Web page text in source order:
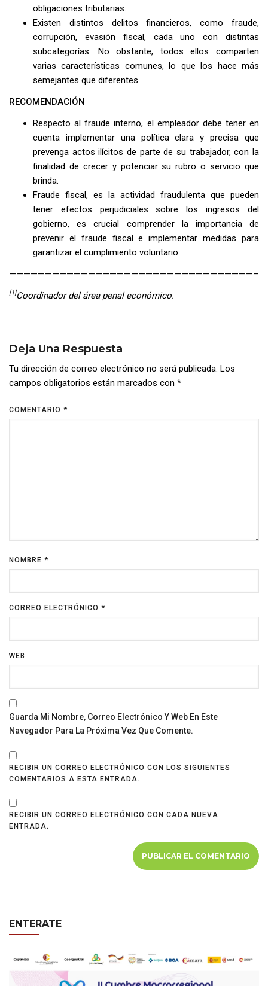
obligaciones tributarias.
Existen distintos delitos financieros, como fraude,
corrupción, evasión fiscal, cada uno con distintas
subcategorías. No obstante, todos ellos comparten
varias características comunes, lo que los hace más
semejantes que diferentes.
RECOMENDACIÓN
Respecto al fraude interno, el empleador debe tener en
cuenta implementar una política clara y precisa que
prevenga actos ilícitos de parte de su trabajador, con la
finalidad de crecer y potenciar su rubro o servicio que
brinda.
Fraude fiscal, es la actividad fraudulenta que pueden
tener efectos perjudiciales sobre los ingresos del
gobierno, es crucial comprender la importancia de
prevenir el fraude fiscal e implementar medidas para
garantizar el cumplimiento voluntario.
——————————————————————————————————–
[1]Coordinador del área penal económico.
Deja Una Respuesta
Tu dirección de correo electrónico no será publicada. Los
campos obligatorios están marcados con *
COMENTARIO *
NOMBRE *
CORREO ELECTRÓNICO *
WEB
Guarda Mi Nombre, Correo Electrónico Y Web En Este
Navegador Para La Próxima Vez Que Comente.
RECIBIR UN CORREO ELECTRÓNICO CON LOS SIGUIENTES
COMENTARIOS A ESTA ENTRADA.
RECIBIR UN CORREO ELECTRÓNICO CON CADA NUEVA
ENTRADA.
ENTERATE